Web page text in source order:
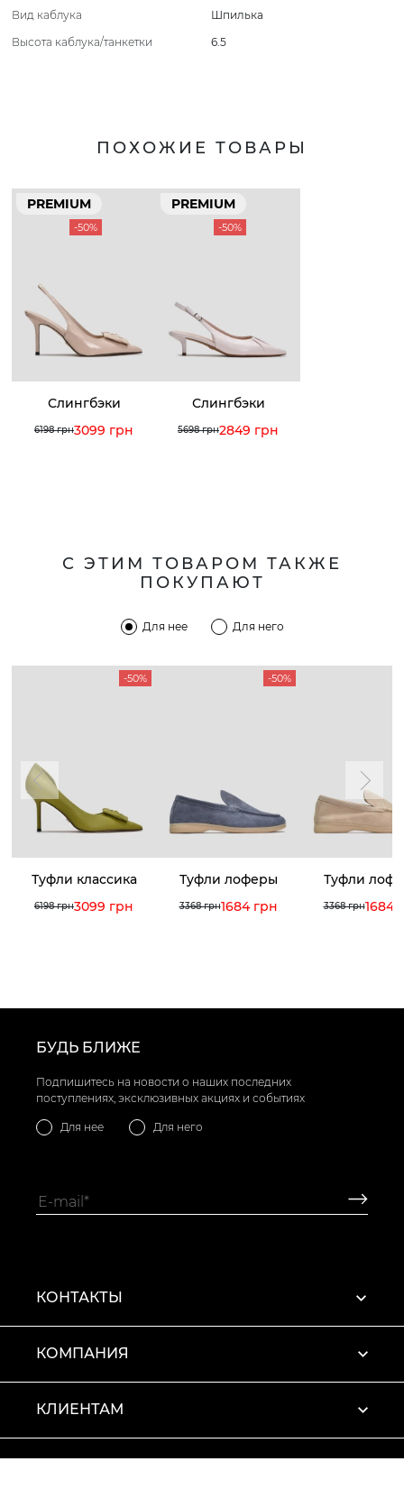
Вид каблука
Шпилька
Высота каблука/танкетки
6.5
ПОХОЖИЕ ТОВАРЫ
PREMIUM
-50%
Слингбэки
6198 грн3099 грн
PREMIUM
-50%
Слингбэки
5698 грн2849 грн
С ЭТИМ ТОВАРОМ ТАКЖЕ
ПОКУПАЮТ
Для нее Для него
-50%
Туфли классика
6198 грн3099 грн
-50%
Туфли лоферы
3368 грн1684 грн
Туфли
3368 грн1684
БУДЬ БЛИЖЕ
Подпишитесь на новости о наших последних
поступлениях, эксклюзивных акциях и событиях
Для нее Для него
КОНТАКТЫ
КОМПАНИЯ
КЛИЕНТАМ